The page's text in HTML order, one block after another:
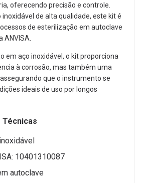
oferecendo precisão e controle.
inoxidável de alta qualidade, este kit é
de esterilização em autoclave
ANVISA.
em aço inoxidável, o kit proporciona
à corrosão, mas também uma
que o instrumento se
ideais de uso por longos
10401310087
autoclave